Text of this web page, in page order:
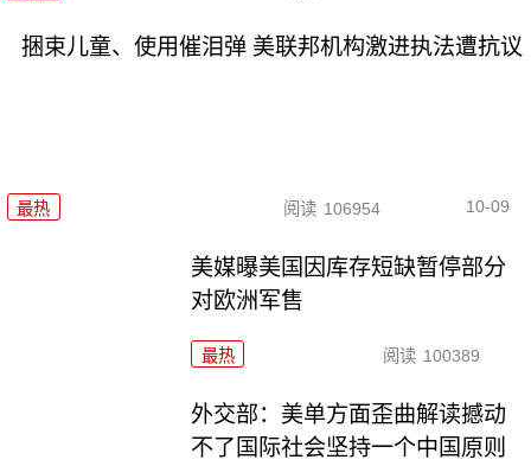
捆束儿童、使用催泪弹 美联邦机构激进执法遭抗议
最热 阅读 106954 10-09
美媒曝美国因库存短缺暂停部分
对欧洲军售
最热 阅读 100389
外交部：美单方面歪曲解读撼动
不了国际社会坚持一个中国原则